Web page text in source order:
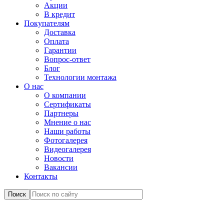
Акции
В кредит
Покупателям
Доставка
Оплата
Гарантии
Вопрос-ответ
Блог
Технологии монтажа
О нас
О компании
Сертификаты
Партнеры
Мнение о нас
Наши работы
Фотогалерея
Видеогалерея
Новости
Вакансии
Контакты
Поиск